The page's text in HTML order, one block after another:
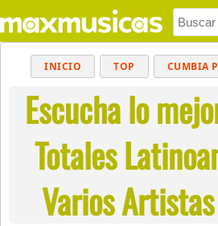
INICIO TOP CUMBIA
MUSICA CRISTIANA
BALADAS ALTERNATIVO
CUMBIAS
Escucha lo
Totales
Varios